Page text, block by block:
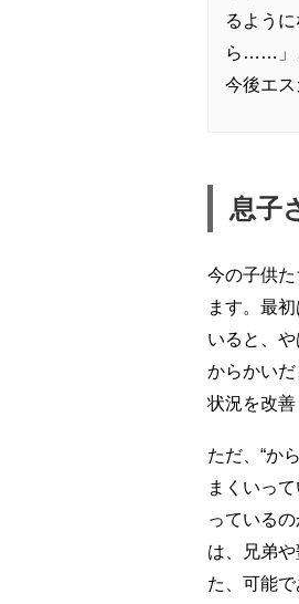
るよう
ら……」
今後エ
息子
今の子供
ます。最
いると、
からかい
状況を改善
ただ、“か
まくいっ
っている
は、兄弟
た、可能